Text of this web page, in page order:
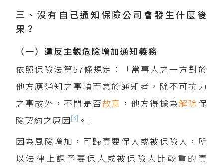
三、沒有自己通知保險公司會發生什麼後
果？
（一）違反主觀危險增加通知義務
依照保險法第57條規定：「當事人之一方對於
他方應通知之事項而怠於通知者，除不可抗力
之事故外，不問是否故意 ，他方得據為解除保
險契約之原因[3] 。」
因為風險增加，可歸責要保人或被保險人，所
以法律上課予要保人或被保險人比較重的責